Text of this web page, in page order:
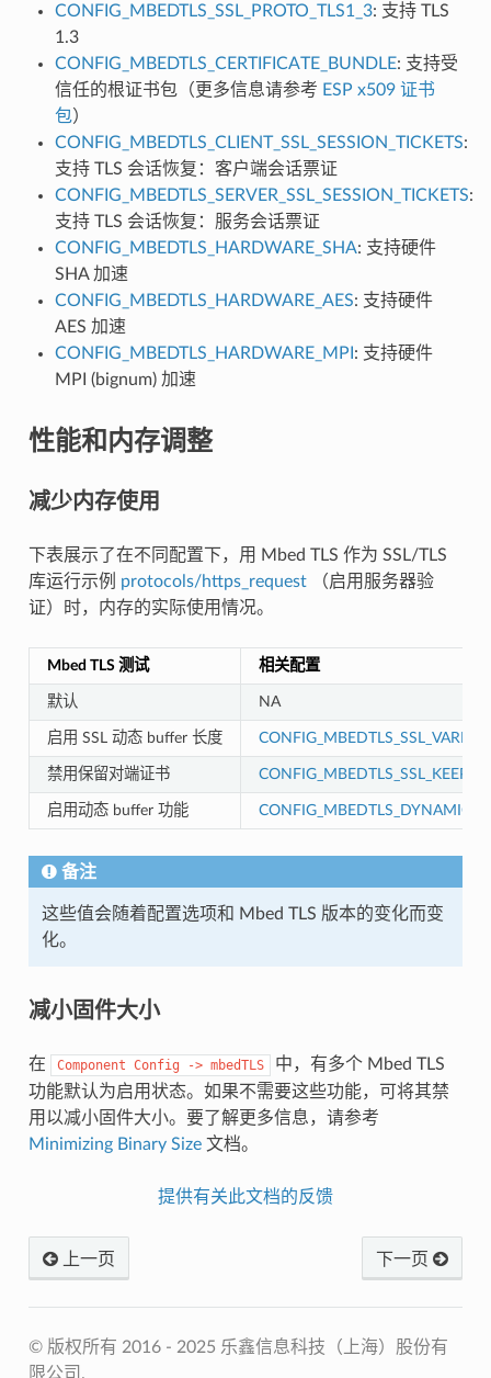
CONFIG_MBEDTLS_SSL_PROTO_TLS1_3: 支持 TLS
1.3
CONFIG_MBEDTLS_CERTIFICATE_BUNDLE: 支持受
信任的根证书包（更多信息请参考 ESP x509 证书
包）
CONFIG_MBEDTLS_CLIENT_SSL_SESSION_TICKETS:
支持 TLS 会话恢复：客户端会话票证
CONFIG_MBEDTLS_SERVER_SSL_SESSION_TICKETS:
支持 TLS 会话恢复：服务会话票证
CONFIG_MBEDTLS_HARDWARE_SHA: 支持硬件
SHA 加速
CONFIG_MBEDTLS_HARDWARE_AES: 支持硬件
AES 加速
CONFIG_MBEDTLS_HARDWARE_MPI : 支持硬件
MPI (bignum) 加速
性能和内存调整
减少内存使用
下表展示了在不同配置下，用 Mbed TLS 作为 SSL/TLS
库运行示例 protocols/https_request（启用服务器验
证）时，内存的实际使用情况。
Mbed TLS 测试 相关配置
默认 NA
启用 SSL 动态 buffer 长度
禁用保留对端证书
启用动态 buffer 功能
备注
这些值会随着配置选项和 Mbed TLS 版本的变化而变
化。
减小固件大小
在 Component Config -> mbedTLS
中，有多个 Mbed TLS
功能默认为启用状态。如果不需要这些功能，可将其禁
用以减小固件大小。要了解更多信息，请参考
Minimizing Binary Size文档。
提供有关此文档的反馈
上一页 下一页
© 版权所有 2016 - 2025 乐鑫信息科技（上海）股份有
限公司.